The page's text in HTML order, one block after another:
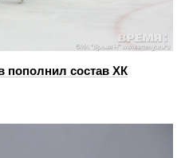
состав ХК